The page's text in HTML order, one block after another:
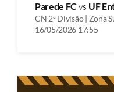
Parede FCvs UF
CN 2ª Divisão | Zona
16/05/2026 17:55